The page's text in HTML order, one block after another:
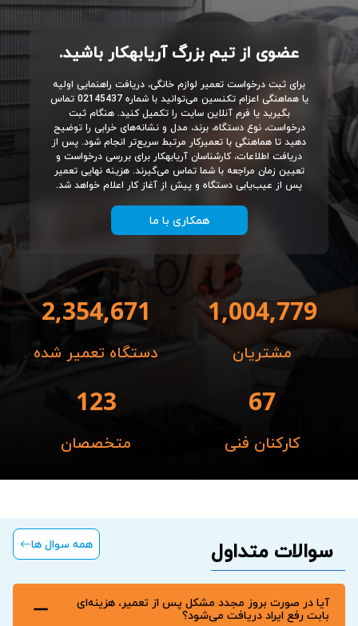
عضوی از تیم بزرگ آریابهکار باشید.
برای ثبت درخواست تعمیر لوازم خانگی، دریافت راهنمایی اولیه
یا هماهنگی اعزام تکنسین می‌توانید با شماره 02145437 تماس
بگیرید یا فرم آنلاین سایت را تکمیل کنید. هنگام ثبت
درخواست، نوع دستگاه، برند، مدل و نشانه‌های خرابی را توضیح
دهید تا هماهنگی با تعمیرکار مرتبط سریع‌تر انجام شود. پس از
دریافت اطلاعات، کارشناسان آریابهکار برای بررسی درخواست و
تعیین زمان مراجعه با شما تماس می‌گیرند. هزینه نهایی تعمیر
پس از عیب‌یابی دستگاه و پیش از آغاز کار اعلام خواهد شد.
همکاری با ما
1,004,779
مشتریان
2,354,671
دستگاه تعمیر شده
67
کارکنان فنی
123
متخصصان
سوالات متداول همه سوال ها
آیا در صورت بروز مجدد مشکل پس از تعمیر، هزینه‌ای
بابت رفع ایراد دریافت می‌شود؟